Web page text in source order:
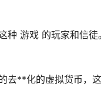
种 游戏 的玩家和信
去**化的虚拟货币，